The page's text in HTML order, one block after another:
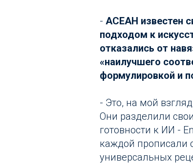
- АСЕАН известен
подходом к
отказались от
«наилучшего
формулировкой и
- Это, на мой
Они разделили
готовности к ИИ -
каждой прописали
универсальных